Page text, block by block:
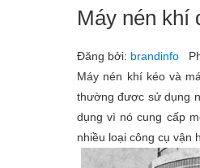
Máy nén khí
Đăng bởi: brandinfo
Máy nén khí kéo và
thường được sử dụng
dụng vì nó cung cấp
nhiều loại công cụ vận